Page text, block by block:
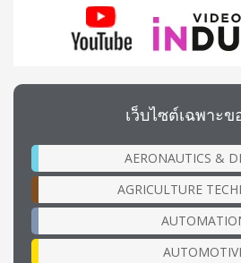
เว็บไซต์เฉพาะข
AERONAUTICS &
AGRICULTURE